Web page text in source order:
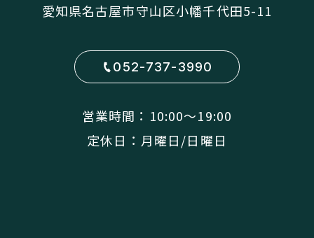
愛知県名古屋市守山区小幡千代田5-11
052-737-3990
営業時間：10:00〜19:00
定休日：月曜日/日曜日